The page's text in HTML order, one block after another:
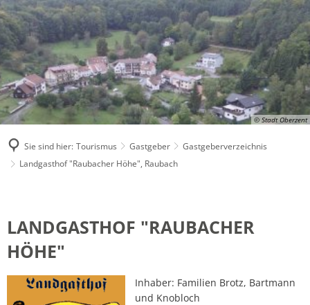
© Stadt Oberzent
Sie sind hier: Tourismus Gastgeber
Gastgeberverzeichnis
Landgasthof "Raubacher Höhe", Raubach
"Raubacher
Höhe",
LANDGASTHOF "RAUBACHER
HÖHE"
Inhaber: Familien Brotz, Bartmann
und Knobloch